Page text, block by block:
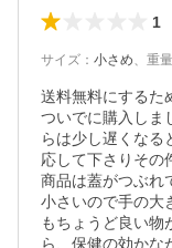
1
サイズ ： 小さめ、 重
送料無料にするた
ついでに購入しま
らは少し遅くなる
応して下さりその
商品は蓋がつぶれ
小さいので手の大
もちょうど良い物
ら、保健の効かな